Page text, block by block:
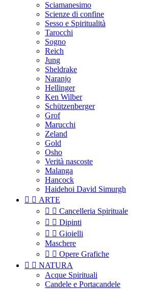
Sciamanesimo
Scienze di confine
Sesso e Spiritualità
Tarocchi
Sogno
Reich
Jung
Sheldrake
Naranjo
Hellinger
Ken Wilber
Schützenberger
Grof
Marucchi
Zeland
Gold
Osho
Verità nascoste
Malanga
Hancock
Haidehoi David Simurgh
  ARTE
  Cancelleria Spirituale
  Dipinti
  Gioielli
Maschere
  Opere Grafiche
  NATURA
Acque Spirituali
Candele e Portacandele